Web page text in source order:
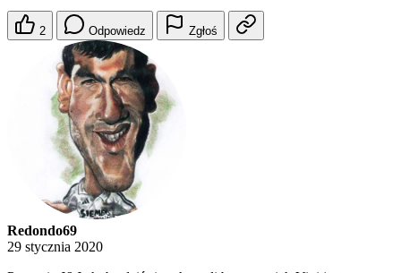
2 Odpowiedz Zgłoś
Redondo69
29 stycznia 2020